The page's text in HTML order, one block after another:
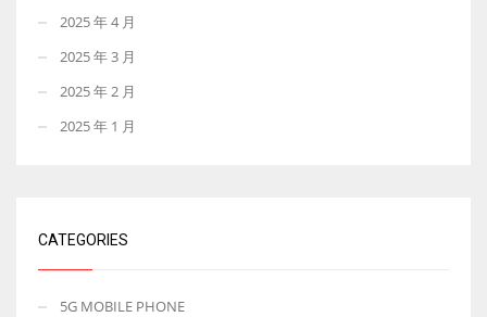
2025 年 4 月
2025 年 3 月
2025 年 2 月
2025 年 1 月
CATEGORIES
5G MOBILE PHONE